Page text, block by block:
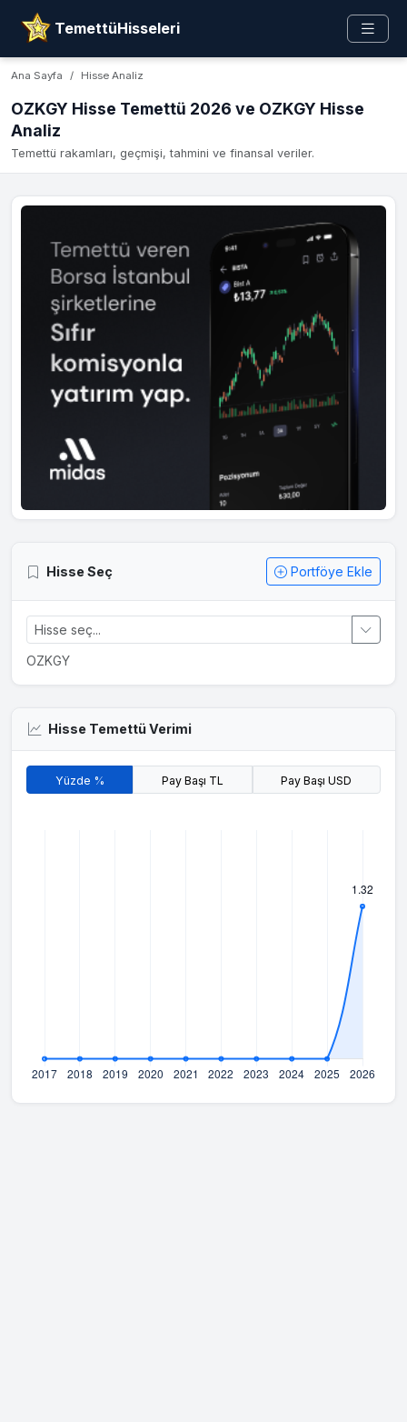
TemettüHisseleri
Ana Sayfa Hisse Analiz
OZKGY Hisse Temettü 2026 ve OZKGY Hisse
Analiz
Temettü rakamları, geçmişi, tahmini ve finansal veriler.
Hisse Seç Portföye Ekle
OZKGY
Hisse Temettü Verimi
Yüzde % Pay Başı TL Pay Başı USD